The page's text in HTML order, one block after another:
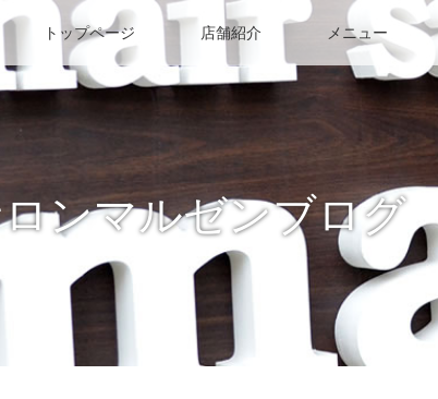
トップページ 店舗紹介 メニュー
ンマルゼンブログ